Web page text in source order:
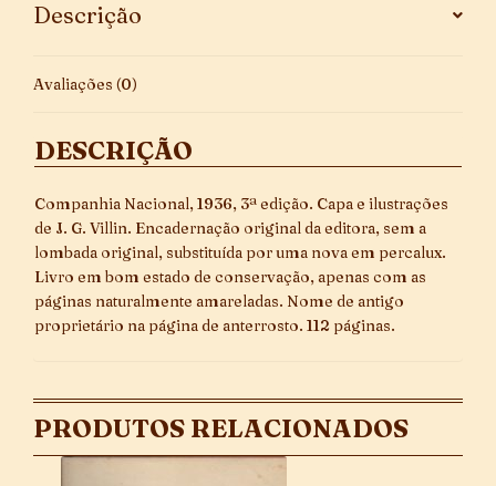
Descrição
Avaliações (0)
DESCRIÇÃO
Companhia Nacional, 1936, 3ª edição. Capa e ilustrações
de J. G. Villin. Encadernação original da editora, sem a
lombada original, substituída por uma nova em percalux.
Livro em bom estado de conservação, apenas com as
páginas naturalmente amareladas. Nome de antigo
proprietário na página de anterrosto. 112 páginas.
PRODUTOS RELACIONADOS